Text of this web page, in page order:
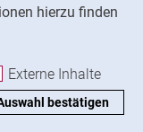
hierzu finden
Cookies
Externe Inhalte
bestätigen